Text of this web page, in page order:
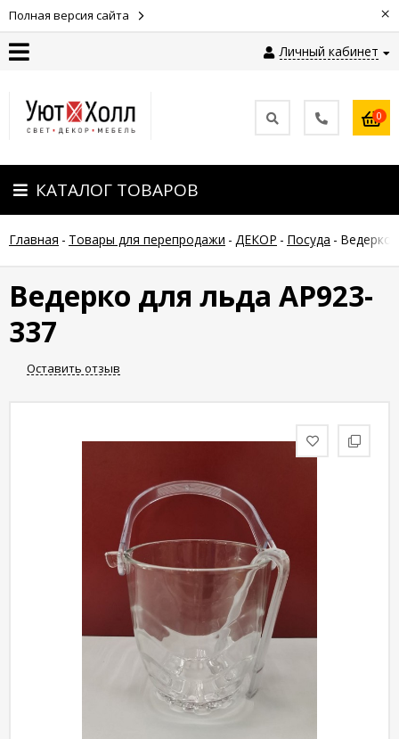
Полная версия сайта ×
Личный кабинет
Оплата
Доставка
Гарантия
возврат
Новости
конфиденциальности
0
КАТАЛОГ ТОВАРОВ
Главная - Товары для перепродажи - ДЕКОР - Посуда - Ведерко
Ведерко для льда АР923-
337
Оставить отзыв